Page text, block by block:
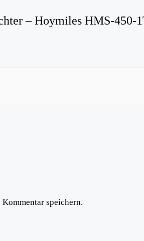
– Hoymiles HMS-450-
speichern.